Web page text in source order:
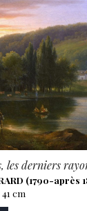
les derniers
(1790-après
cm